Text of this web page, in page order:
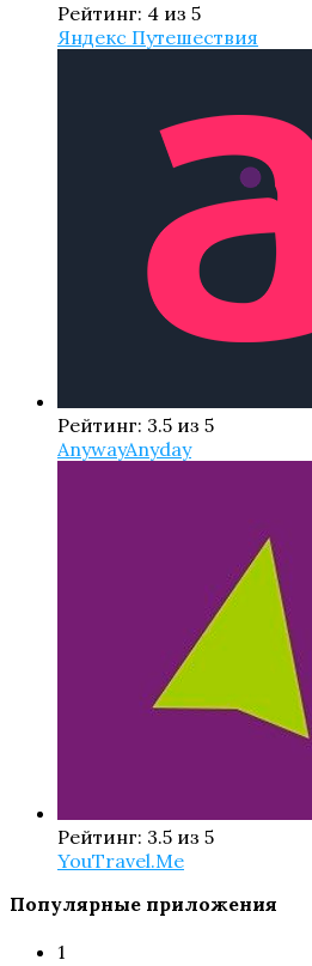
Рейтинг: 4 из 5
Яндекс Путешествия
Рейтинг: 3.5 из 5
AnywayAnyday
Рейтинг: 3.5 из 5
YouTravel.Me
Популярные приложения
1